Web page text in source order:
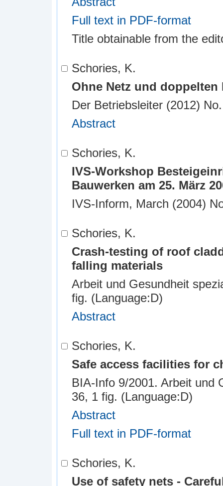
Full text in PDF-format
Title obtainable from the
Schories, K.
Ohne Netz und doppelten
Der Betriebsleiter (2012)
Abstract
Schories, K.
IVS-Workshop
Bauwerken am 25. März
IVS-Inform, March (2004)
Schories, K.
Crash-testing of roof
falling materials
Arbeit und Gesundheit
fig. (Language:D)
Abstract
Schories, K.
Safe access facilities for
BIA-Info 9/2001. Arbeit und
36, 1 fig. (Language:D)
Abstract
Full text in PDF-format
Schories, K.
Use of safety nets -